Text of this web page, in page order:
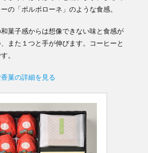
の「ポルボローネ」のような食感。
菓子感からは想像できない味と食感が
また１つと手が伸びます。コーヒーと
。
菓の詳細を見る